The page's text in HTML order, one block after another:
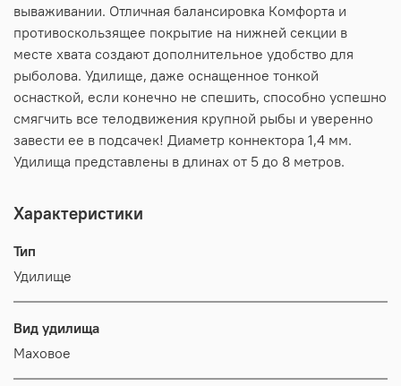
вываживании. Отличная балансировка Комфорта и
противоскользящее покрытие на нижней секции в
месте хвата создают дополнительное удобство для
рыболова. Удилище, даже оснащенное тонкой
оснасткой, если конечно не спешить, способно успешно
смягчить все телодвижения крупной рыбы и уверенно
завести ее в подсачек! Диаметр коннектора 1,4 мм.
Удилища представлены в длинах от 5 до 8 метров.
Характеристики
Тип
Удилище
Вид удилища
Маховое